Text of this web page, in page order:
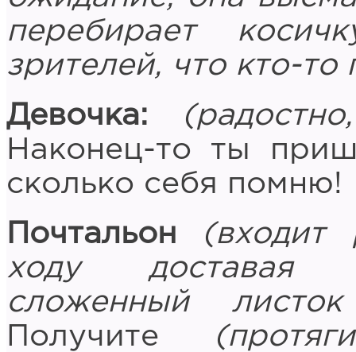
перебирает
зрителей, что кто-то
Девочка:
Наконец-то ты
сколько себя помню!
Почтальон
(входит
ходу доставая
сложенный
Получите